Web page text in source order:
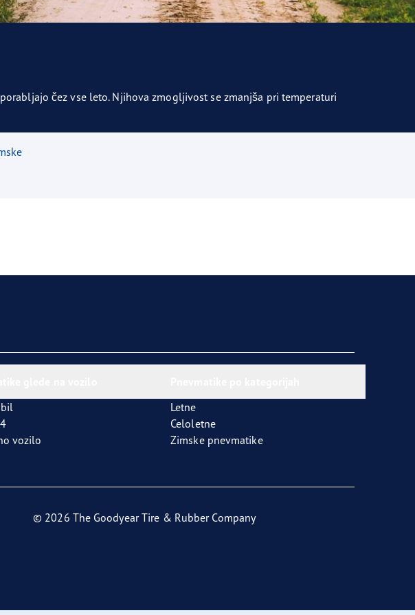
čez vse leto. Njihova zmogljivost se zmanjša pri temperaturi
vozilo
Letne
Celoletne
Zimske pnevmatike
© 2026 The Goodyear Tire & Rubber Company